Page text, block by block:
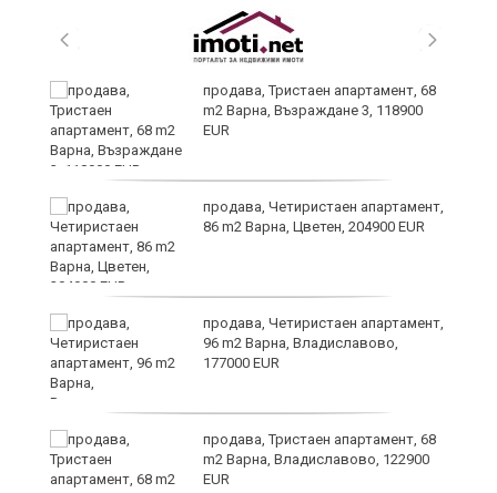
продава, Тристаен апартамент, 68
m2 Варна, Възраждане 3, 118900
EUR
продава, Четиристаен апартамент,
86 m2 Варна, Цветен, 204900 EUR
продава, Четиристаен апартамент,
96 m2 Варна, Владиславово,
177000 EUR
продава, Тристаен апартамент, 68
m2 Варна, Владиславово, 122900
EUR